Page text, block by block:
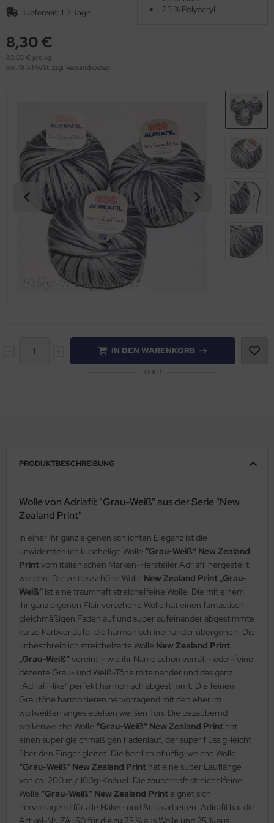
Lieferzeit: 1-2 Tage
8,30 €
83,00 € pro kg
inkl. 19 % MwSt. zzgl. Versandkosten
25 % Polyacryl
IN DEN WARENKORB
ODER
PRODUKTBESCHREIBUNG
Wolle von Adriafil: "Grau-Weiß" aus der Serie "New
Zealand Print"
In einer ihr ganz eigenen schlichten Eleganz ist die
unwiderstehlich kuschelige Wolle “Grau-Weiß“ New Zealand
Printvom italienischen Marken-Hersteller Adriafil hergestellt
worden. Die zeitlos schöne Wolle New Zealand Print „Grau-
Weiß“ ist eine traumhaft streichelfeine Wolle. Die mit einem
ihr ganz eigenen Flair versehene Wolle hat einen fantastisch
gleichmäßigen Fadenlauf und super aufeinander abgestimmte
kurze Farbverläufe, die harmonisch ineinander übergehen. Die
unbeschreiblich streichelzarte Wolle New Zealand Print
„Grau-Weiß“vereint – wie ihr Name schon verrät – edel-feine
dezente Grau- und Weiß-Töne miteinander und das ganz
„Adriafil-like“ perfekt harmonisch abgestimmt. Die feinen
Grautöne harmonieren hervorragend mit den eher im
wollweißen angesiedelten weißen Ton. Die bezaubernd
wolkenweiche Wolle “Grau-Weiß“ New Zealand Print hat
einen super gleichmäßigen Fadenlauf, der super flüssig-leicht
über den Finger gleitet. Die herrlich pfluffig-weiche Wolle
“Grau-Weiß“ New Zealand Print hat eine super Lauflänge
von ca. 200 m / 100g-Knäuel. Die zauberhaft streichelfeine
Wolle “Grau-Weiß“ New Zealand Print eignet sich
hervorragend für alle Häkel- und Strickarbeiten. Adirafil hat die
Artikel-Nr. ZA_50 für die zu 75 % aus Wolle und 25 % aus
(276)